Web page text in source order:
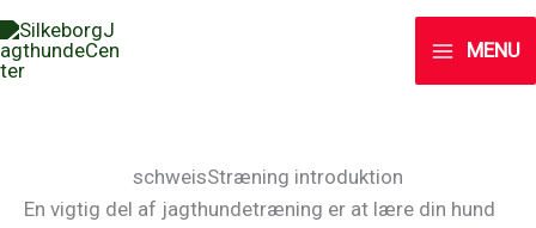
Skip
to
content
MENU
schweisStræning introduktion
En vigtig del af jagthundetræning er at lære din hund